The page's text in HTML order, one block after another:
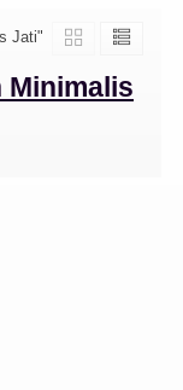
Jati"
Minimalis